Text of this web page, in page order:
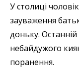
У столиці
зауваження
доньку.
небайдужого
поранення.